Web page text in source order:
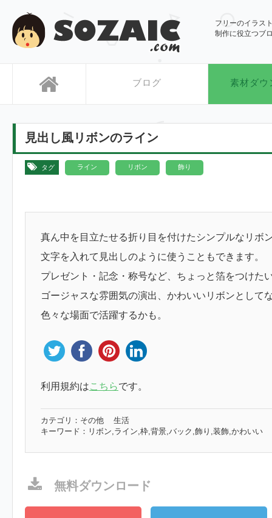
フリーのイラス
制作に役立つブ
ブログ 素材ダウ
見出し風リボンのライン
タグ ライン リボン 飾り
真ん中を目立たせる折り目を付けたシンプルなリボ
文字を入れて見出しのように使うこともできます。
プレゼント・記念・称号など、ちょっと箔をつけた
ゴージャスな雰囲気の演出、かわいいリボンとして
色々な場面で活躍するかも。
利用規約はこちらです。
カテゴリ： その他
生活
キーワード： リボン,ライン,枠,背景,バック,飾り,装飾,かわいい
無料ダウンロード